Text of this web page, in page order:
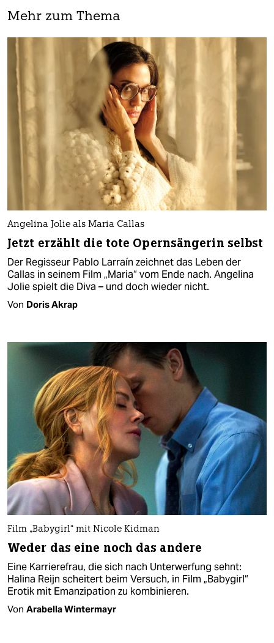
Mehr zum Thema
Angelina Jolie als Maria Callas
Jetzt erzählt die tote Opernsängerin selbst
Der Regisseur Pablo Larraín zeichnet das Leben der
Callas in seinem Film „Maria“ vom Ende nach. Angelina
Jolie spielt die Diva – und doch wieder nicht.
Von Doris Akrap
Film „Babygirl“ mit Nicole Kidman
Weder das eine noch das andere
Eine Karrierefrau, die sich nach Unterwerfung sehnt:
Halina Reijn scheitert beim Versuch, in Film „Babygirl“
Erotik mit Emanzipation zu kombinieren.
Von Arabella Wintermayr